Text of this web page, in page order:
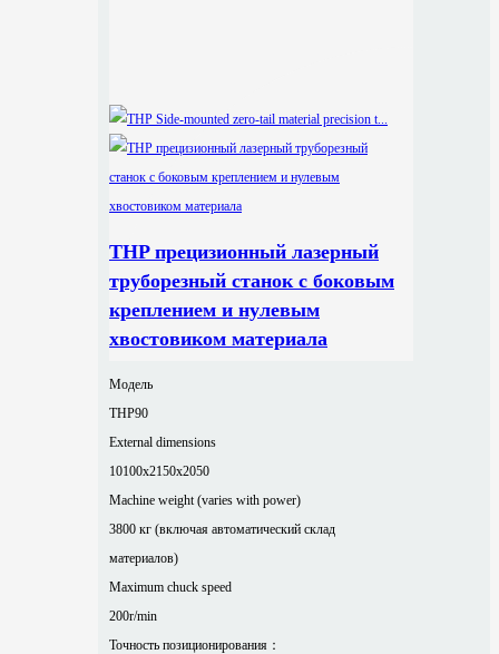
THP прецизионный лазерный
труборезный станок с боковым
креплением и нулевым
хвостовиком материала
Модель
THP90
External dimensions
10100x2150x2050
Machine weight (varies with power)
3800 кг (включая автоматический склад
материалов)
Maximum chuck speed
200r/min
Точность позиционирования：